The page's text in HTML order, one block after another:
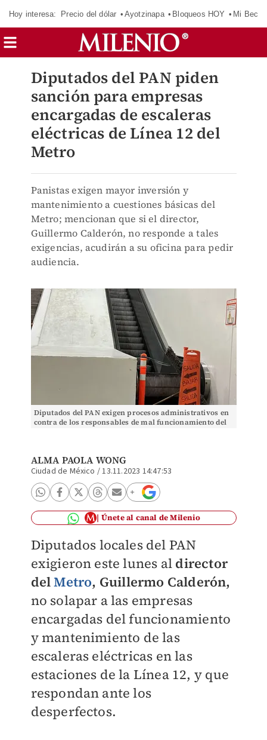
Hoy interesa: Precio del dólar Ayotzinapa Bloqueos HOY Mi Beca
Diputados del PAN piden
sanción para empresas
encargadas de escaleras
eléctricas de Línea 12 del
Metro
Panistas exigen mayor inversión y
mantenimiento a cuestiones básicas del
Metro; mencionan que si el director,
Guillermo Calderón, no responde a tales
exigencias, acudirán a su oficina para pedir
audiencia.
Diputados del PAN exigen procesos administrativos en
contra de los responsables de mal funcionamiento del
ALMA PAOLA WONG
Ciudad de México /13.11.2023 14:47:53
Únete al canal de Milenio
Diputados locales del PAN
exigieron este lunes al director
delMetro, Guillermo Calderón,
no solapar a las empresas
encargadas del funcionamiento
y mantenimiento de las
escaleras eléctricas en las
estaciones de la Línea 12, y que
respondan ante los
desperfectos.